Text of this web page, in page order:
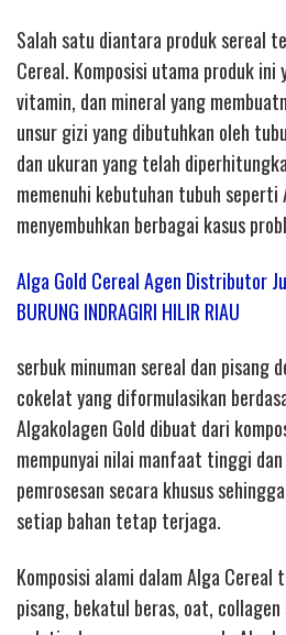
Salah satu diantara produk sereal
Cereal. Komposisi utama produk
vitamin, dan mineral yang
unsur gizi yang dibutuhkan oleh
dan ukuran yang telah
memenuhi kebutuhan tubuh
menyembuhkan berbagai kasus
Alga Gold Cereal Agen Distributor
BURUNG INDRAGIRI HILIR RIAU
serbuk minuman sereal dan pisang
cokelat yang diformulasikan
Algakolagen Gold dibuat dari
mempunyai nilai manfaat tinggi
pemrosesan secara khusus
setiap bahan tetap terjaga.
Komposisi alami dalam Alga
pisang, bekatul beras, oat, collagen